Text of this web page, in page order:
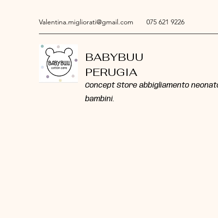
Valentina.migliorati@gmail.com 075 621 9226
BABYBUU
PERUGIA
Concept Store abbigliamento
bambini.